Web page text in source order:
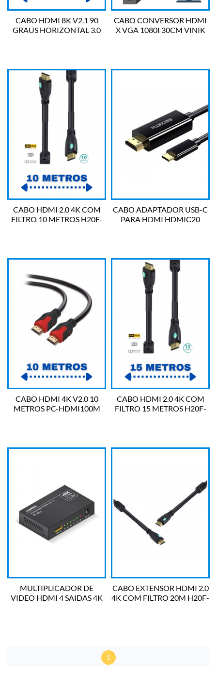
CABO HDMI 8K V2.1 90
GRAUS HORIZONTAL 3.0
CABO CONVERSOR HDMI
X VGA 1080I 30CM VINIK
CABO HDMI 2.0 4K COM
FILTRO 10 METROS H20F-
CABO ADAPTADOR USB-C
PARA HDMI HDMIC20
CABO HDMI 4K V2.0 10
METROS PC-HDMI100M
CABO HDMI 2.0 4K COM
FILTRO 15 METROS H20F-
MULTIPLICADOR DE
VIDEO HDMI 4 SAIDAS 4K
CABO EXTENSOR HDMI 2.0
4K COM FILTRO 20M H20F-
1